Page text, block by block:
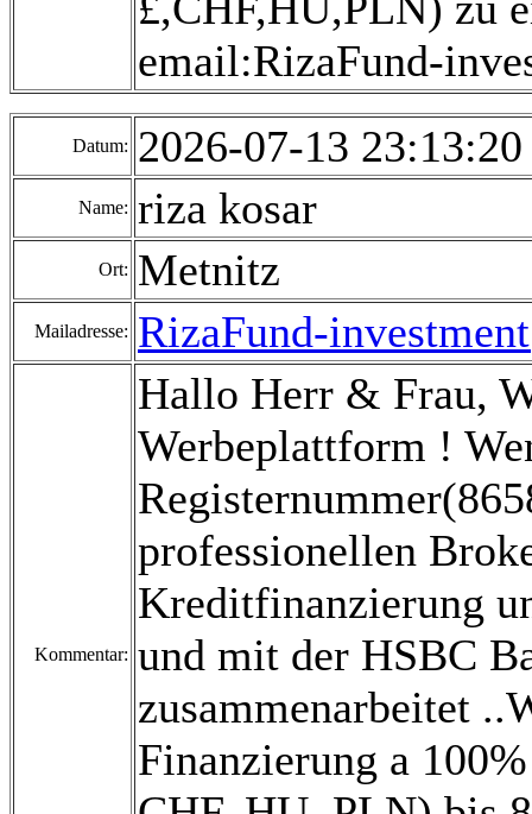
email:RizaFund-
Datum: 2026-07-13
Name: riza kosar
Ort: Metnitz
Mailadresse: RizaFund-
Kommentar:
Hallo Herr & Frau,
Werbeplattform !
professionellen
Kreditfinanzierung
und mit der HSBC
zusammenarbeitet
Finanzierung a